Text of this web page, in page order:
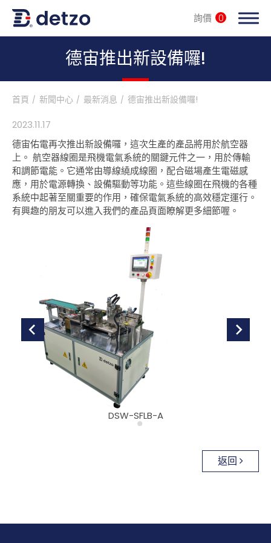
詢價 0
內頁banner 測試
德宙推出新設備囉!
首頁 新聞中心 最新消息 德宙推出新設備囉!
2023.11.17
德宙佑電再次推出新設備囉，這次生產的產品將用於航空器
上。 航空器線圈是飛機電氣系統的關鍵元件之一，用於傳輸
和調節電能。它通常由導線繞成線圈，配合磁場產生電磁感
應，用於電源轉換、設備驅動等功能。這些線圈在飛機的各種
系統中起著至關重要的作用，確保電氣系統的高效穩定運行。
有興趣的朋友可以進入我們的產品頁面瞭解更多細節喔。
DSW-SFLB-A
返回
全自動設備整廠輸出
產品分類
產業解決方案
客戶服務
最新消息
部落格文章
關於DETZO